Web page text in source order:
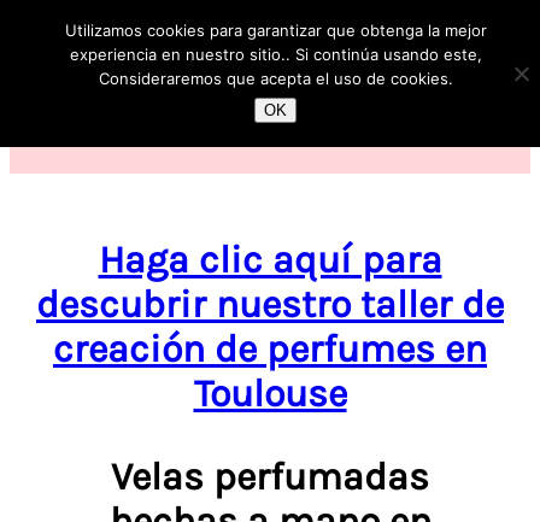
1
Haga clic aquí para
descubrir nuestro taller de
creación de perfumes en
Toulouse
Velas perfumadas
Utilizamos cookies para garantizar que obtenga la mejor
experiencia en nuestro sitio.. Si continúa usando este,
Consideraremos que acepta el uso de cookies.
OK